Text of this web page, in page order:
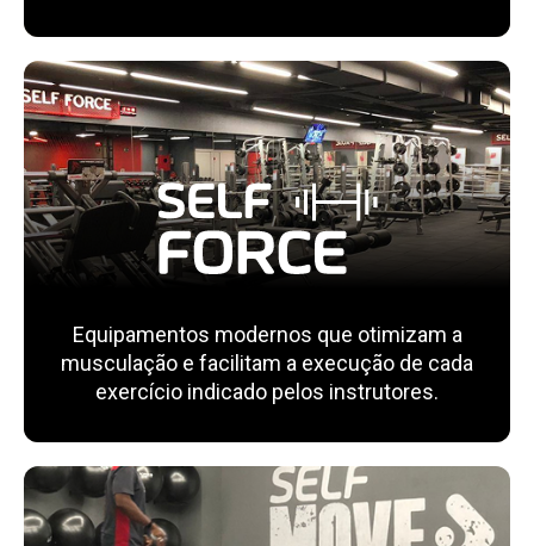
Equipamentos modernos que otimizam a
musculação e facilitam a execução de cada
exercício indicado pelos instrutores.